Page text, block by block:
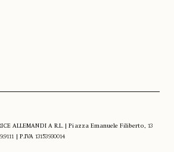
ALLEMANDI A R.L. | Piazza Emanuele Filiberto, 13
| P.IVA 13153930014